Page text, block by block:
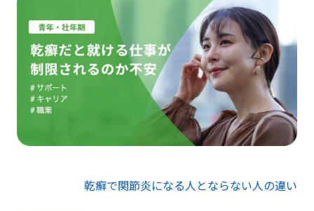
乾癬で関節炎になる人とならない人の違い